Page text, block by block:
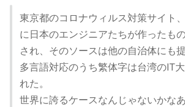
東京都のコロナウィルス対策サイト
に日本のエンジニアたちが作ったも
され、そのソースは他の自治体にも
多言語対応のうち繁体字は台湾のIT
れた。
世界に誇るケースなんじゃないかなあ